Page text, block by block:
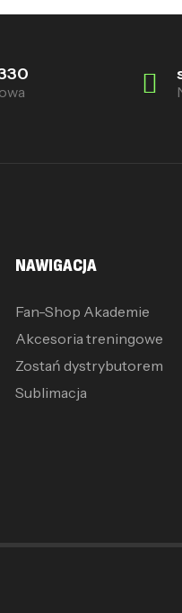
NAWIGACJA
Fan-Shop Akademie
Akcesoria treningowe
Zostań dystrybutorem
Sublimacja